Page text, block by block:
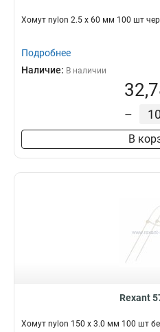
Хомут nylon 2.5 х 60 мм 100 шт
Подробнее
Наличие: В наличии
–
В
Rexant
Хомут nylon 150 х 3.0 мм 100 шт